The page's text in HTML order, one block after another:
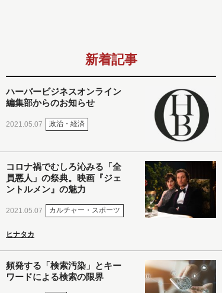
新着記事
ハーバービジネスオンライン
編集部からのお知らせ
2021.05.07 政治・経済
コロナ禍でむしろ沁みる「全
員悪人」の祭典。映画『ジェ
ントルメン』の魅力
2021.05.07 カルチャー・スポーツ
ヒナタカ
頻発する「検索汚染」とキー
ワードによる検索の限界